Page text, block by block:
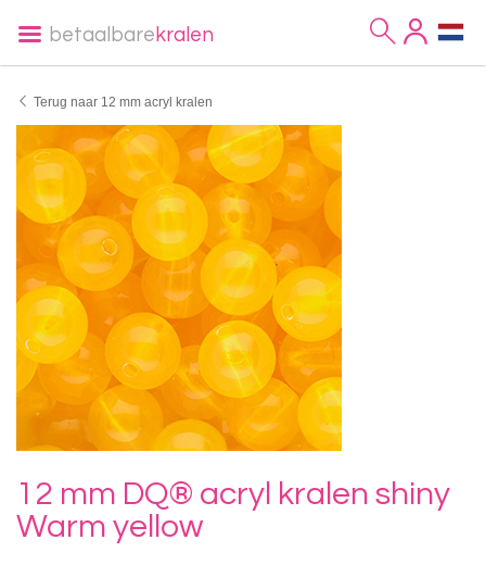
betaalbare kralen
Terug naar 12 mm acryl kralen
12 mm DQ® acryl kralen shiny
Warm yellow